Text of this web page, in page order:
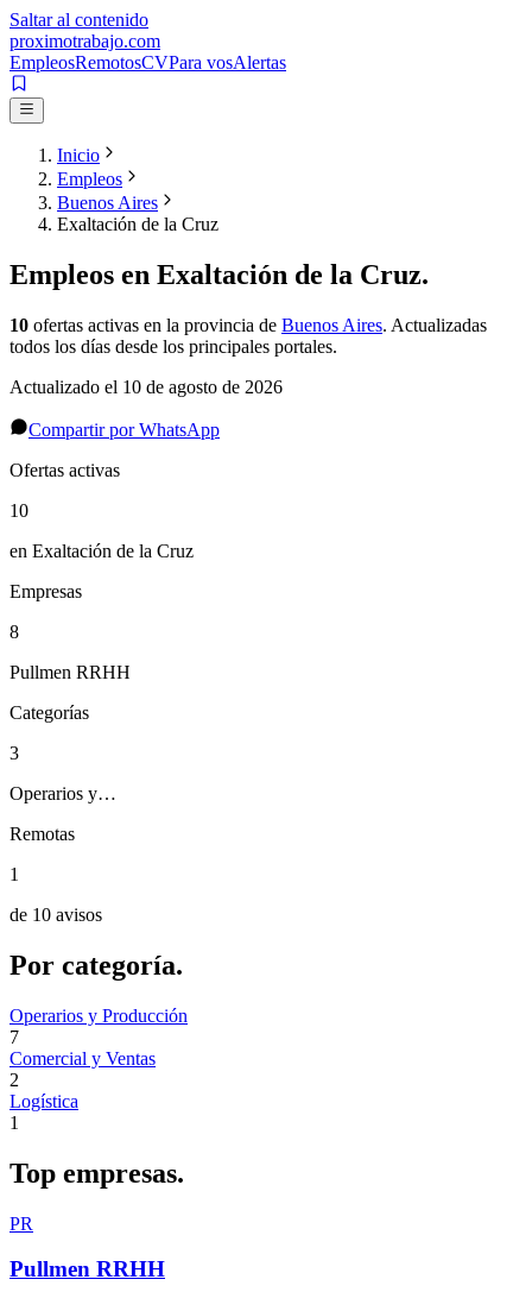
Saltar al contenido
proximotrabajo.com
EmpleosRemotosCVPara vosAlertas
Inicio
Empleos
Buenos Aires
Exaltación de la Cruz
Empleos en Exaltación de la Cruz.
10 ofertas activas en la provincia de Buenos Aires. Actualizadas
todos los días desde los principales portales.
Actualizado el 10 de agosto de 2026
Compartir por WhatsApp
Ofertas activas
10
en Exaltación de la Cruz
Empresas
8
Pullmen RRHH
Categorías
3
Operarios y…
Remotas
1
de 10 avisos
Por categoría.
Operarios y Producción
7
Comercial y Ventas
2
Logística
1
Top empresas.
PR
Pullmen RRHH